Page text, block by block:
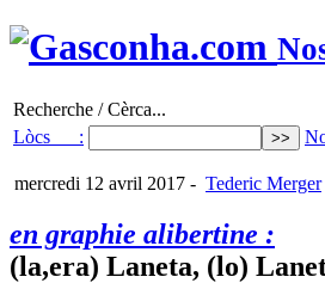
Recherche / Cèrca...
Lòcs :
mercredi 12 avril 2017 - Tederic Merger
en graphie alibertine :
(la,era) Laneta, (lo)